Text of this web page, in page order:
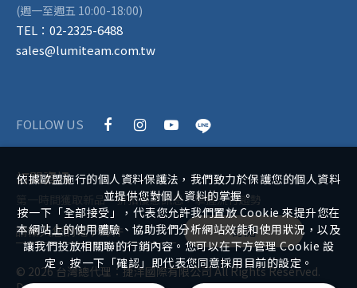
訂閱資訊
第一時間獲取新品、折扣優惠訊息，掌握流行趨勢
訂閱
© 2026 台灣總代理：捷洋國際有限公司All Rights Reserved.
(週一至週五 10:00-18:00)
TEL： 02-2325-6488
sales@lumiteam.com.tw
FOLLOW US
依據歐盟施行的個人資料保護法，我們致力於保護您的個人資料
並提供您對個人資料的掌握。
按一下「全部接受」，代表您允許我們置放 Cookie 來提升您在
本網站上的使用體驗、協助我們分析網站效能和使用狀況，以及
讓我們投放相關聯的行銷內容。您可以在下方管理 Cookie 設
定。 按一下「確認」即代表您同意採用目前的設定。